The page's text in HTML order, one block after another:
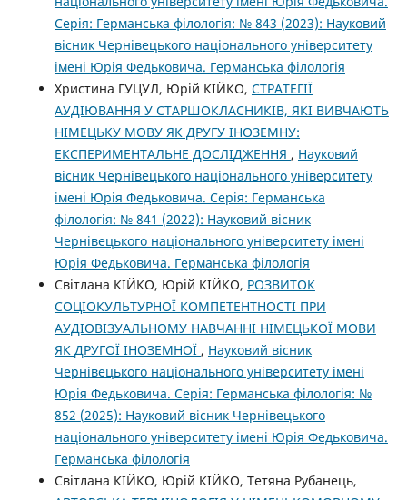
Серія: Германська філологія: № 843 (2023): Науковий
вісник Чернівецького національного університету
імені Юрія Федьковича. Германська філологія
Христина ГУЦУЛ, Юрій КІЙКО, СТРАТЕГІЇ
АУДІЮВАННЯ У СТАРШОКЛАСНИКІВ, ЯКІ ВИВЧАЮТЬ
НІМЕЦЬКУ МОВУ ЯК ДРУГУ ІНОЗЕМНУ:
ЕКСПЕРИМЕНТАЛЬНЕ ДОСЛІДЖЕННЯ , Науковий
вісник Чернівецького національного університету
імені Юрія Федьковича. Серія: Германська
філологія: № 841 (2022): Науковий вісник
Чернівецького національного університету імені
Юрія Федьковича. Германська філологія
Світлана КІЙКО, Юрій КІЙКО, РОЗВИТОК
СОЦІОКУЛЬТУРНОЇ КОМПЕТЕНТНОСТІ ПРИ
АУДІОВІЗУАЛЬНОМУ НАВЧАННІ НІМЕЦЬКОЇ МОВИ
ЯК ДРУГОЇ ІНОЗЕМНОЇ , Науковий вісник
Чернівецького національного університету імені
Юрія Федьковича. Серія: Германська філологія: №
852 (2025): Науковий вісник Чернівецького
національного університету імені Юрія Федьковича.
Германська філологія
Світлана КІЙКО, Юрій КІЙКО, Тетяна Рубанець,